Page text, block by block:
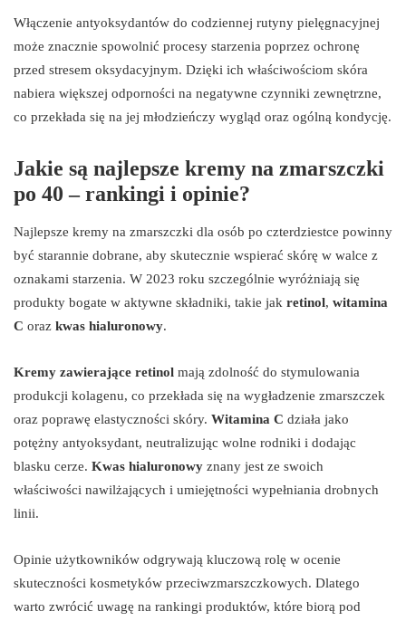
Włączenie antyoksydantów do codziennej rutyny pielęgnacyjnej
może znacznie spowolnić procesy starzenia poprzez ochronę
przed stresem oksydacyjnym. Dzięki ich właściwościom skóra
nabiera większej odporności na negatywne czynniki zewnętrzne,
co przekłada się na jej młodzieńczy wygląd oraz ogólną kondycję.
Jakie są najlepsze kremy na zmarszczki
po 40 – rankingi i opinie?
Najlepsze kremy na zmarszczki dla osób po czterdziestce powinny
być starannie dobrane, aby skutecznie wspierać skórę w walce z
oznakami starzenia. W 2023 roku szczególnie wyróżniają się
produkty bogate w aktywne składniki, takie jak retinol, witamina
C oraz kwas hialuronowy.
Kremy zawierające retinol mają zdolność do stymulowania
produkcji kolagenu, co przekłada się na wygładzenie zmarszczek
oraz poprawę elastyczności skóry. Witamina C działa jako
potężny antyoksydant, neutralizując wolne rodniki i dodając
blasku cerze. Kwas hialuronowy znany jest ze swoich
właściwości nawilżających i umiejętności wypełniania drobnych
linii.
Opinie użytkowników odgrywają kluczową rolę w ocenie
skuteczności kosmetyków przeciwzmarszczkowych. Dlatego
warto zwrócić uwagę na rankingi produktów, które biorą pod